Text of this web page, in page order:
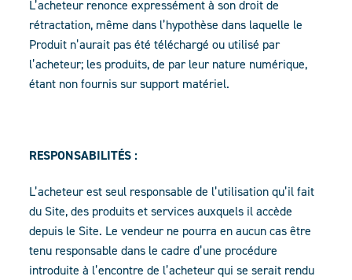
L’acheteur renonce expressément à son droit de
rétractation, même dans l’hypothèse dans laquelle le
Produit n’aurait pas été téléchargé ou utilisé par
l’acheteur; les produits, de par leur nature numérique,
étant non fournis sur support matériel.
RESPONSABILITÉS :
L’acheteur est seul responsable de l’utilisation qu’il fait
du Site, des produits et services auxquels il accède
depuis le Site. Le vendeur ne pourra en aucun cas être
tenu responsable dans le cadre d’une procédure
introduite à l’encontre de l’acheteur qui se serait rendu